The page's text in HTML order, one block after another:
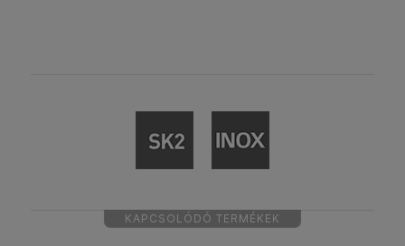
KAPCSOLÓDÓ TERMÉKEK